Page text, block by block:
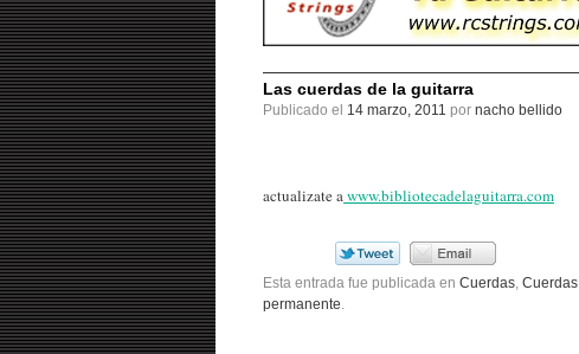
Las cuerdas de la guitarra
Publicado el 14 marzo, 2011 por nacho bellido
actualizate awww.bibliotecadelaguitarra.com
Esta entrada fue publicada en Cuerdas Cuerdas
permanente